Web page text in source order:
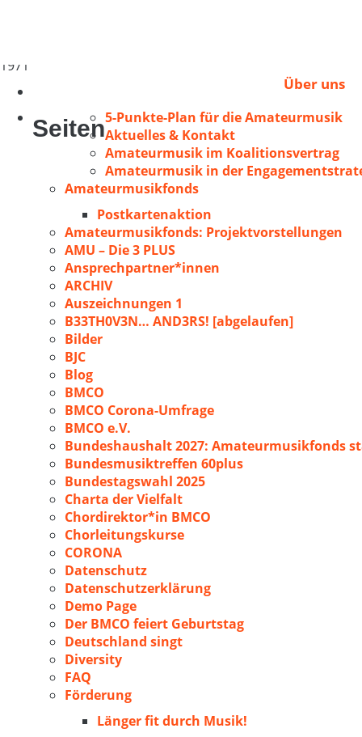
Über uns
1971
Seiten5-Punkte-Plan für die Amateurmusik
Aktuelles & Kontakt
Amateurmusik im Koalitionsvertrag
Amateurmusik in der
Amateurmusikfonds
Postkartenaktion
Amateurmusikfonds: Projektvorstellungen
AMU – Die 3 PLUS
Ansprechpartner*innen
ARCHIV
Auszeichnungen 1
B33TH0V3N… AND3RS! [abgelaufen]
Bilder
BJC
Blog
BMCO
BMCO Corona-Umfrage
BMCO e.V.
Bundeshaushalt 2027: Amateurmusikfonds
Bundesmusiktreffen 60plus
Bundestagswahl 2025
Charta der Vielfalt
Chordirektor*in BMCO
Chorleitungskurse
CORONA
Datenschutz
Datenschutzerklärung
Demo Page
Der BMCO feiert Geburtstag
Deutschland singt
Diversity
FAQ
Förderung
Länger fit durch Musik!